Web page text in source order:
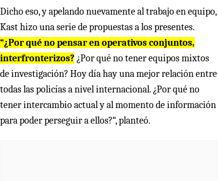
Dicho eso, y apelando nuevamente al trabajo en equipo,
Kast hizo una serie de propuestas a los presentes.
“¿Por qué no pensar en operativos conjuntos,
interfronterizos? ¿Por qué no tener equipos mixtos
de investigación? Hoy día hay una mejor relación entre
todas las policías a nivel internacional. ¿Por qué no
tener intercambio actual y al momento de información
para poder perseguir a ellos?“, planteó.